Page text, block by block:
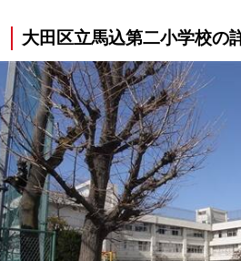
大田区立馬込第二小学校の